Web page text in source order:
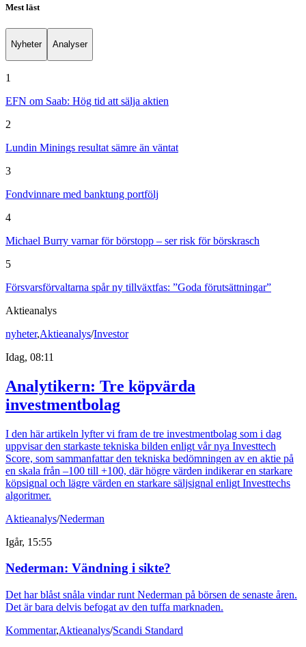
Mest läst
Nyheter Analyser
1
EFN om Saab: Hög tid att sälja aktien
2
Lundin Minings resultat sämre än väntat
3
Fondvinnare med banktung portfölj
4
Michael Burry varnar för börstopp – ser risk för börskrasch
5
Försvarsförvaltarna spår ny tillväxtfas: ”Goda förutsättningar”
Aktieanalys
nyheter,Aktieanalys/Investor
Idag, 08:11
Analytikern: Tre köpvärda
investmentbolag
I den här artikeln lyfter vi fram de tre investmentbolag som i dag
uppvisar den starkaste tekniska bilden enligt vår nya Investtech
Score, som sammanfattar den tekniska bedömningen av en aktie på
en skala från –100 till +100, där högre värden indikerar en starkare
köpsignal och lägre värden en starkare säljsignal enligt Investtechs
algoritmer.
Aktieanalys/Nederman
Igår, 15:55
Nederman: Vändning i sikte?
Det har blåst snåla vindar runt Nederman på börsen de senaste åren.
Det är bara delvis befogat av den tuffa marknaden.
Kommentar,Aktieanalys/Scandi Standard